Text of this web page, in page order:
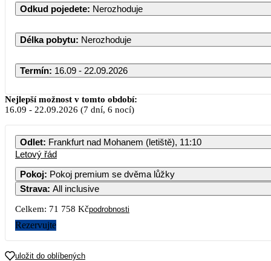
Odkud pojedete: Nerozhoduje
Délka pobytu: Nerozhoduje
Termín: 16.09 - 22.09.2026
PO
Nejlepší možnost v tomto období:
16.09 - 22.09.2026 (7 dní, 6 nocí)
Odlet: Frankfurt nad Mohanem (letiště), 11:10
Letový řád
Pokoj: Pokoj premium se dvěma lůžky
Strava: All inclusive
Celkem: 71 758 Kčpodrobnosti
Rezervujte
uložit do oblíbených